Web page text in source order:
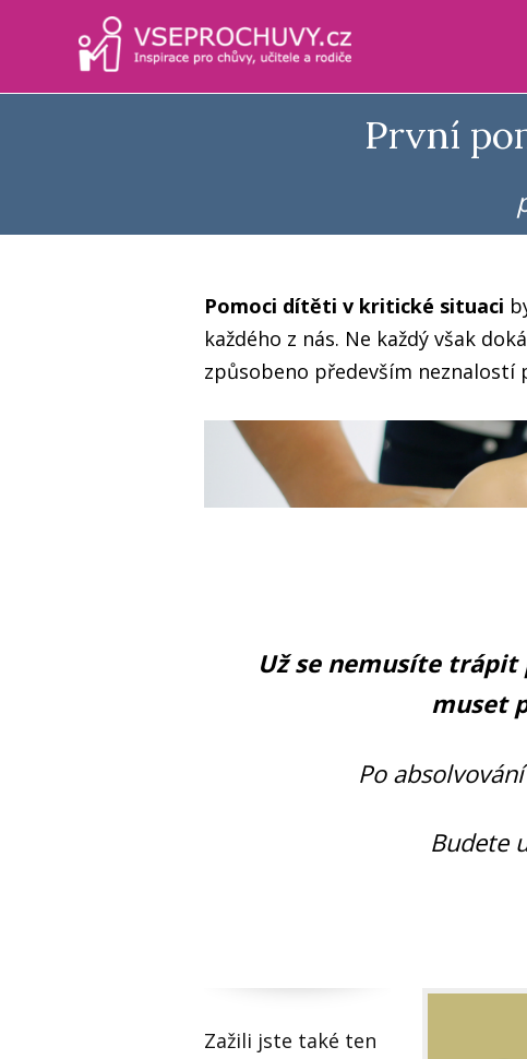
První
Pomoci dítěti v kritické situaci
každého z nás. Ne každý však
způsobeno především
Už se nemusíte
muset
Po
Budete
Zažili jste také ten